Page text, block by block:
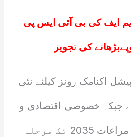
ایف کی بی آئی ایس پی
اکنامک زونز کیلئے نئی
جبکہ خصوصی اقتصادی و
ٹیکنالوجی زونز کی مراعات 2035 تک مرحلہ